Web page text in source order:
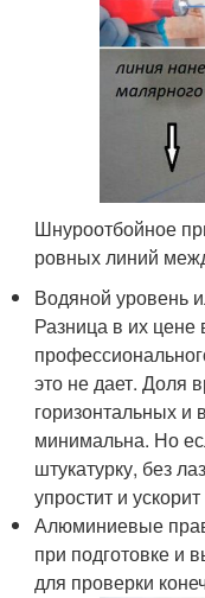
Шнуроотбойное
ровных линий
Водяной уровень
Разница в их цене
это не дает. Доля
горизонтальных и
минимальна. Но
штукатурку, без
упростит и
Алюминиевые
при подготовке и
для проверки